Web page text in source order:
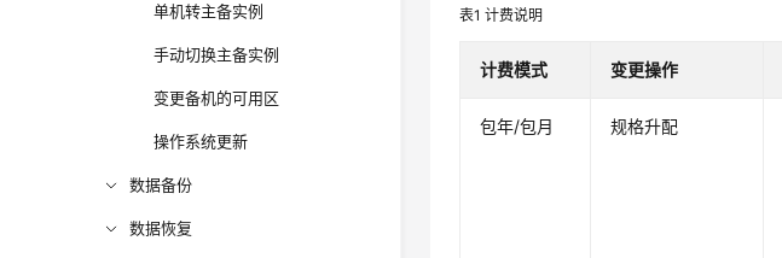
单机转主备实例
手动切换主备实例
变更备机的可用区
操作系统更新
数据备份
数据恢复
表1计费说明
计费模式 变更操作
包年/包月 规格升配